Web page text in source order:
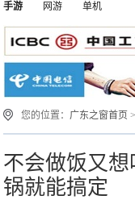
手游
网游 单机
您的位置： 广东之窗首页
不会做饭又
锅就能搞定